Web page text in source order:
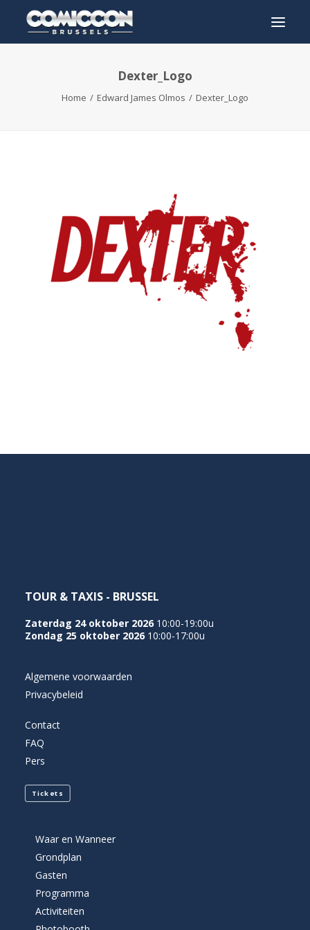
INFO
PROGRAMMA
TICKETS
ENGLISH
FRANÇAIS
Dexter_Logo
Home Edward James Olmos Dexter_Logo
TOUR & TAXIS - BRUSSEL
Zaterdag 24 oktober 2026 10:00-19:00u
Zondag 25 oktober 2026 10:00-17:00u
Algemene voorwaarden
Privacybeleid
Contact
FAQ
Pers
Tickets
Waar en Wanneer
Grondplan
Gasten
Programma
Activiteiten